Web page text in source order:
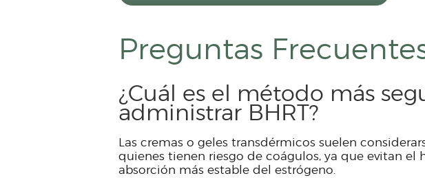
Preguntas
¿Cuál es el método más
administrar BHRT?
Las cremas o geles transdérmicos suelen
quienes tienen riesgo de coágulos, ya que evitan el
absorción más estable del estrógeno.